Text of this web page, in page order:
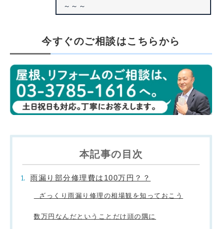
～～～
今すぐのご相談はこちらから
本記事の目次
雨漏り部分修理費は100万円？？
ざっくり雨漏り修理の相場観を知っておこう
数万円なんだということだけ頭の隅に